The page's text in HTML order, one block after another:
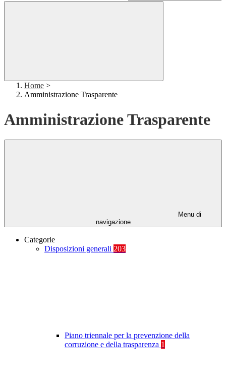
Home >
Amministrazione Trasparente
Amministrazione Trasparente
Menu di
navigazione
Categorie
Disposizioni generali 203
Piano triennale per la prevenzione della
corruzione e della trasparenza 1